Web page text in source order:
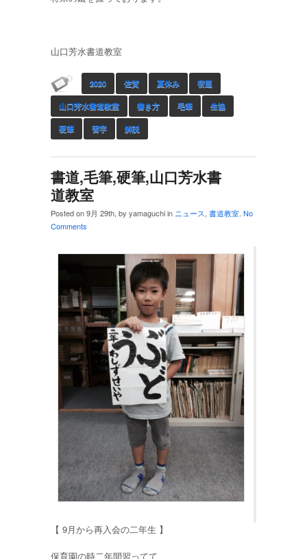
山口芳水書道教室
2020 佐賀 夏休み 宿題
山口芳水書道教室 書き方 毛筆 生協
硬筆 習字 解説
書道,毛筆,硬筆,山口芳水書
道教室
Posted on 9月 29th, by yamaguchi in ニュース, 書道教室. No
Comments
【 9月から再入会の二年生 】
保育園の時二年間習ってて